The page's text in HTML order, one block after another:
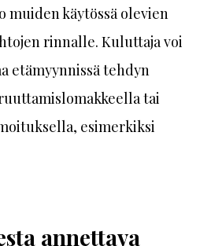
käytössä olevien
rinnalle. Kuluttaja voi
etämyynnissä tehdyn
tai
esimerkiksi
annettava